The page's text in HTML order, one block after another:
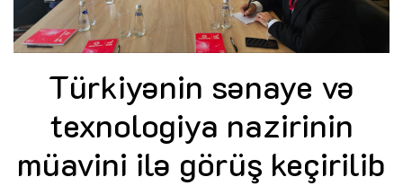
Türkiyənin sənaye və
texnologiya nazirinin
müavini ilə görüş keçirilib